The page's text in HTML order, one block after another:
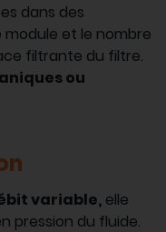
dans des
module et le nombre
filtrante du filtre.
ou
variable, elle
pression du fluide.